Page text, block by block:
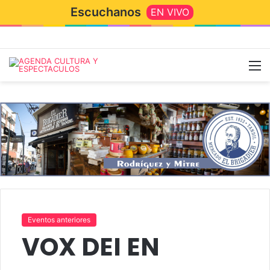
Escuchanos EN VIVO
Eventos anteriores
VOX DEI EN